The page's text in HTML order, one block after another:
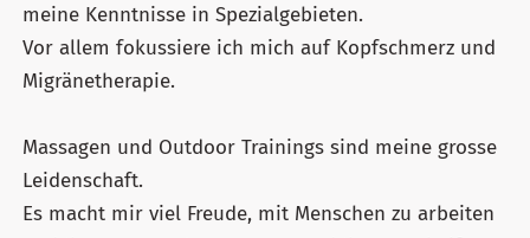
meine Kenntnisse in Spezialgebieten.
Vor allem fokussiere ich mich auf Kopfschmerz und
Migränetherapie.
Massagen und Outdoor Trainings sind meine grosse
Leidenschaft.
Es macht mir viel Freude, mit Menschen zu arbeiten